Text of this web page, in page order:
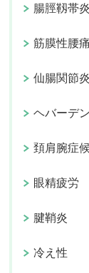
腸脛靱帯
筋膜性腰痛
仙腸関節炎
ヘバーデ
頚肩腕症
眼精疲労
腱鞘炎
冷え性